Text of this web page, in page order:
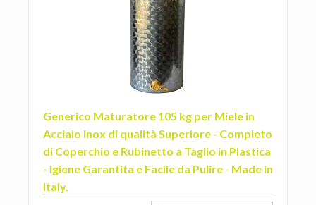
Generico Maturatore 105 kg per Miele in
Acciaio Inox di qualità Superiore - Completo
di Coperchio e Rubinetto a Taglio in Plastica
- Igiene Garantita e Facile da Pulire - Made in
Italy.